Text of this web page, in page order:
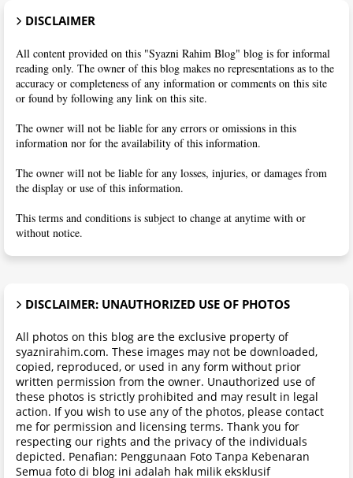
DISCLAIMER
All content provided on this "Syazni Rahim Blog" blog is for informal
reading only. The owner of this blog makes no representations as to the
accuracy or completeness of any information or comments on this site
or found by following any link on this site.
The owner will not be liable for any errors or omissions in this
information nor for the availability of this information.
The owner will not be liable for any losses, injuries, or damages from
the display or use of this information.
This terms and conditions is subject to change at anytime with or
without notice.
DISCLAIMER: UNAUTHORIZED USE OF PHOTOS
All photos on this blog are the exclusive property of
syaznirahim.com. These images may not be downloaded,
copied, reproduced, or used in any form without prior
written permission from the owner. Unauthorized use of
these photos is strictly prohibited and may result in legal
action. If you wish to use any of the photos, please contact
me for permission and licensing terms. Thank you for
respecting our rights and the privacy of the individuals
depicted. Penafian: Penggunaan Foto Tanpa Kebenaran
Semua foto di blog ini adalah hak milik eksklusif